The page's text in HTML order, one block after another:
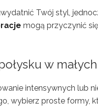
Twój styl,
mogą przyczynić
w
intensywnych lub
wybierz proste formy,